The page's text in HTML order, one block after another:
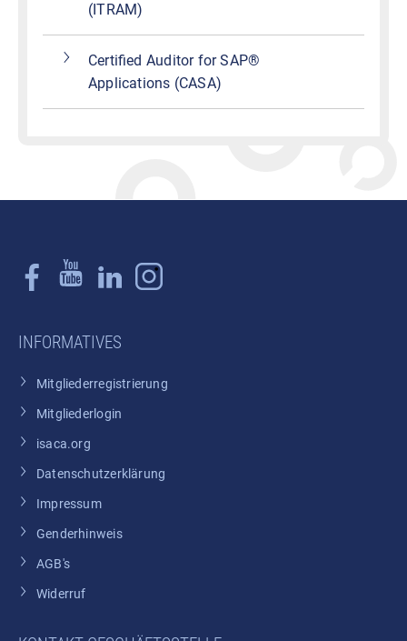
(ITRAM)
Certified Auditor for SAP®
Applications (CASA)
INFORMATIVES
Mitgliederregistrierung
Mitgliederlogin
isaca.org
Datenschutzerklärung
Impressum
Genderhinweis
AGB's
Widerruf